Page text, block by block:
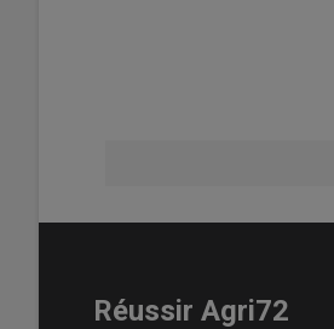
Réussir Agri72